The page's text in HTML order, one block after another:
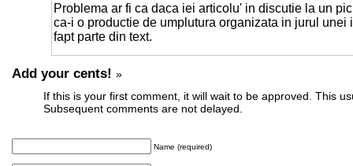
Problema ar fi ca daca iei articolu' in discutie la un
ca-i o productie de umplutura organizata in jurul unei
fapt parte din text.
Add your cents! »
If this is your first comment, it will wait to be approved. This
Subsequent comments are not delayed.
Name (required)